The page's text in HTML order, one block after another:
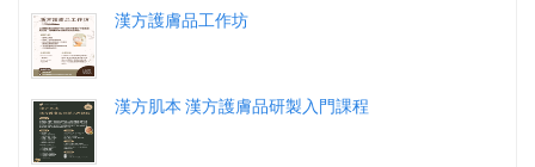
漢方護膚品工作坊
漢方肌本 漢方護膚品研製入門課程